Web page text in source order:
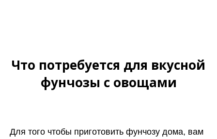
Что потребуется для вкусной
фунчозы с овощами
Для того чтобы приготовить фунчозу дома, вам